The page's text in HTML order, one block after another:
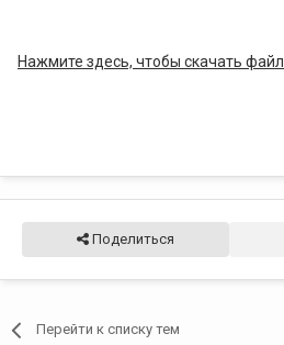
Нажмите здесь, чтобы скачать файл
Поделиться
Перейти к списку тем